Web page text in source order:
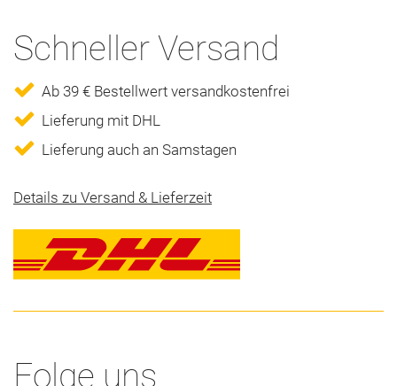
Schneller Versand
Ab 39 € Bestellwert versandkostenfrei
Lieferung mit DHL
Lieferung auch an Samstagen
Details zu Versand & Lieferzeit
Folge uns